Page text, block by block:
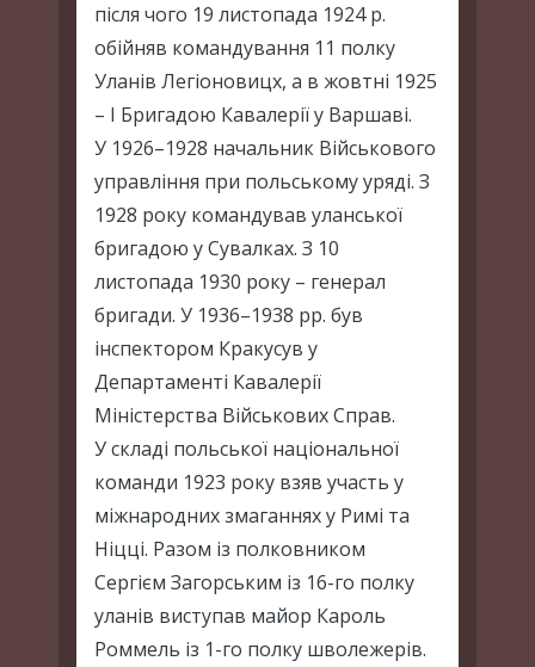
після чого 19 листопада 1924 р.
обійняв командування 11 полку
Уланів Легіоновицх, а в жовтні 1925
– І Бригадою Кавалерії у Варшаві.
У 1926–1928 начальник Військового
управління при польському уряді. З
1928 року командував уланської
бригадою у Сувалках. З 10
листопада 1930 року – генерал
бригади. У 1936–1938 рр. був
інспектором Кракусув у
Департаменті Кавалерії
Міністерства Військових Справ.
У складі польської національної
команди 1923 року взяв участь у
міжнародних змаганнях у Римі та
Ніцці. Разом із полковником
Сергієм Загорським із 16-го полку
уланів виступав майор Кароль
Роммель із 1-го полку шволежерів.